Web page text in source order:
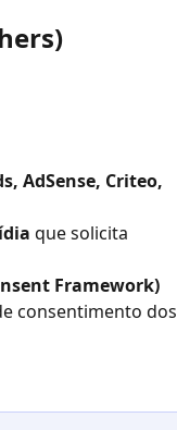
AdSense, Criteo,
que solicita
Framework)
consentimento dos